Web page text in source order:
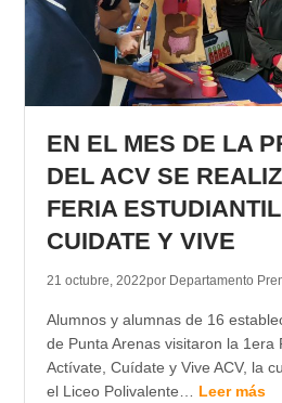
EN EL MES DE LA
DEL ACV SE
FERIA
CUIDATE Y VIVE
21 octubre, 2022por Departamento
Alumnos y alumnas de 16
de Punta Arenas visitaron la 1era
Actívate, Cuídate y Vive ACV, la
el Liceo Polivalente… Leer más